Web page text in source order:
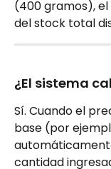
(400 gramos),
del stock total
¿El sistema
Sí. Cuando el
base (por
cantidad